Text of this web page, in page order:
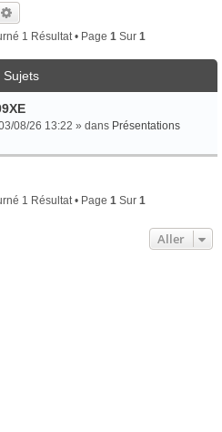
1 Résultat • Page 1Sur 1
Sujets
08/26 13:22 » dans Présentations
1 Résultat • Page 1Sur 1
Aller